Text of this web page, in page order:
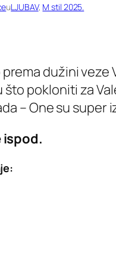
uLJUBAV, M stil 2025.
dužini
što pokloniti za
– One su super